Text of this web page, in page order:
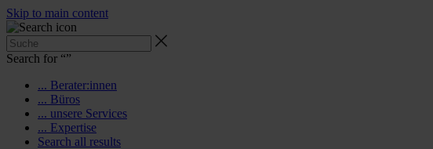
Skip to main content
Search for “”
... Berater:innen
... Büros
... unsere Services
... Expertise
Search all results